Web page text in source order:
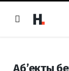
Аб’екты